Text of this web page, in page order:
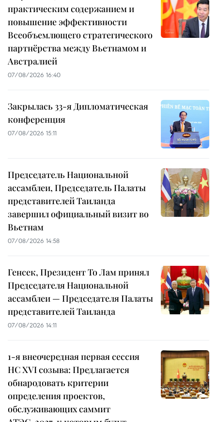
практическим содержанием и
повышение эффективности
Всеобъемлющего стратегического
партнёрства между Вьетнамом и
Австралией
07/08/2026 16:40
Закрылась 33-я Дипломатическая
конференция
07/08/2026 15:11
Председатель Национальной
ассамблеи, Председатель Палаты
представителей Таиланда
завершил официальный визит во
Вьетнам
07/08/2026 14:58
Генсек, Президент То Лам принял
Председателя Национальной
ассамблеи — Председателя Палаты
представителей Таиланда
07/08/2026 14:11
1-я внеочередная первая сессия
НС XVI созыва: Предлагается
обнародовать критерии
определения проектов,
обслуживающих саммит